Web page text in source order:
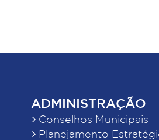
ADMINISTRAÇÃO
Conselhos Municipais
Planejamento